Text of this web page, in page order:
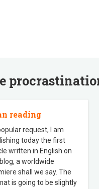
reading
request, I am
today the first
written in English on
a worldwide
shall we say. The
is going to be slightly